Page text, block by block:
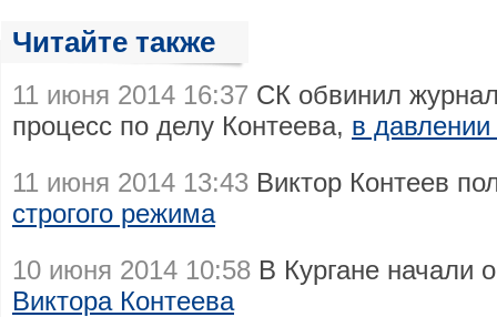
Читайте также
11 июня 2014 16:37 СК обвинил
процесс по делу Контеева, в
11 июня 2014 13:43 Виктор Контеев
строгого режима
10 июня 2014 10:58 В Кургане начали
Виктора Контеева